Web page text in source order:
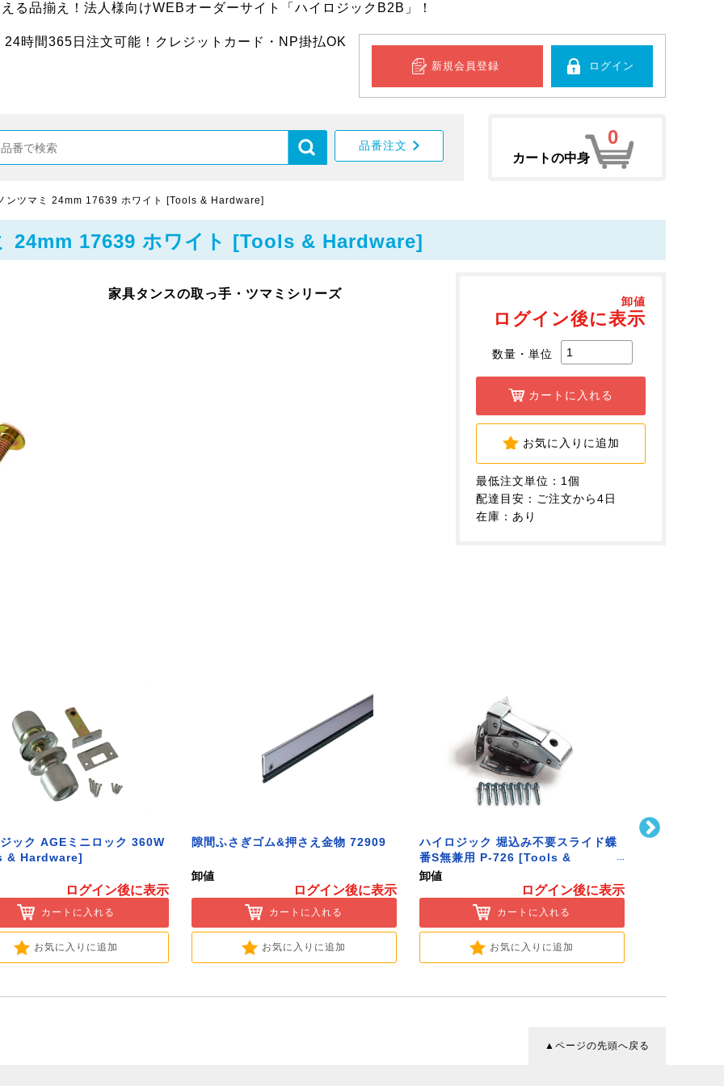
る品揃え！法人様向けWEBオーダーサイト「ハイロジックB2B」！
24時間365日注文可能！クレジットカード・NP掛払OK
新規会員登録 ログイン
品番注文
カートの中身
0
ンツマミ 24mm 17639 ホワイト [Tools & Hardware]
24mm 17639 ホワイト [Tools & Hardware]
卸値
ログイン後に表示
数量・単位
カートに入れる
お気に入りに追加
最低注文単位：1個
配達目安：ご注文から4日
在庫：あり
家具タンスの取っ手・ツマミシリーズ
ック AGEミニロック 360W
& Hardware]
ログイン後に表示
カートに入れる
お気に入りに追加
隙間ふさぎゴム&押さえ金物 72909
卸値
ログイン後に表示
カートに入れる
お気に入りに追加
ハイロジック 堀込み不要スライド蝶
番S無兼用 P-726 [Tools &
Hardware]
卸値
ログイン後に表示
カートに入れる
お気に入りに追加
▲ページの先頭へ戻る